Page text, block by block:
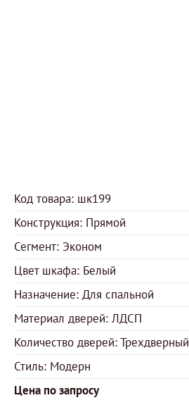
Код товара: шк199
Конструкция: Прямой
Сегмент: Эконом
Цвет шкафа: Белый
Назначение: Для спальной
Материал дверей: ЛДСП
Количество дверей: Трехдверный
Стиль: Модерн
Цена по запросу